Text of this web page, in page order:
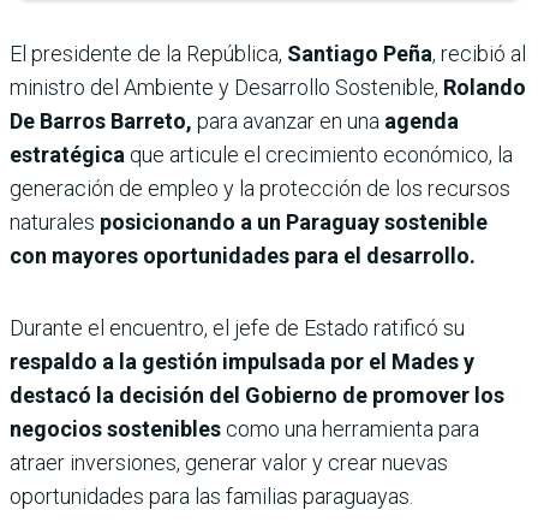
El presidente de la República, Santiago Peña, recibió al
ministro del Ambiente y Desarrollo Sostenible, Rolando
De Barros Barreto, para avanzar en una agenda
estratégica que articule el crecimiento económico, la
generación de empleo y la protección de los recursos
naturales posicionando a un Paraguay sostenible
con mayores oportunidades para el desarrollo.
Durante el encuentro, el jefe de Estado ratificó su
respaldo a la gestión impulsada por el Mades y
destacó la decisión del Gobierno de promover los
negocios sostenibles como una herramienta para
atraer inversiones, generar valor y crear nuevas
oportunidades para las familias paraguayas.